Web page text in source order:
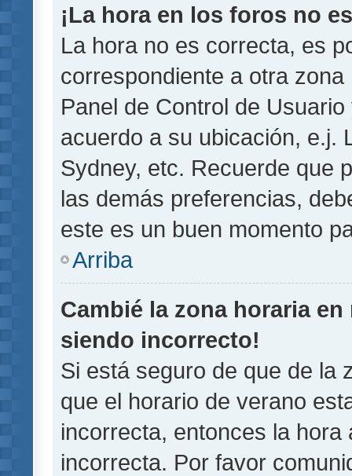
¡La hora en los foros no
La hora no es correcta, es
correspondiente a otra
Panel de Control de
acuerdo a su ubicación, e.j.
Sydney, etc. Recuerde que
las demás preferencias,
este es un buen momento
Arriba
Cambié la zona horaria
siendo incorrecto!
Si está seguro de que de la
que el horario de verano
incorrecta, entonces la
incorrecta. Por favor